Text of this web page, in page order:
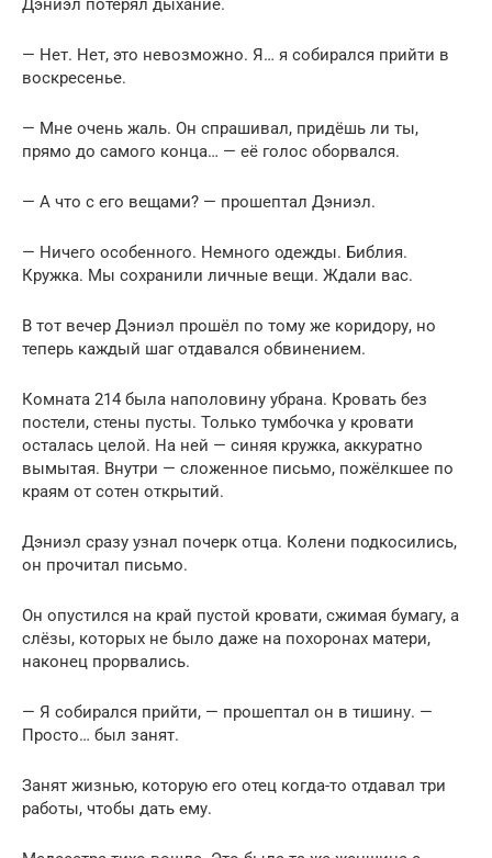
Дэниэл потерял дыхание.
— Нет. Нет, это невозможно. Я… я собирался прийти в
воскресенье.
— Мне очень жаль. Он спрашивал, придёшь ли ты,
прямо до самого конца… — её голос оборвался.
— А что с его вещами? — прошептал Дэниэл.
— Ничего особенного. Немного одежды. Библия.
Кружка. Мы сохранили личные вещи. Ждали вас.
В тот вечер Дэниэл прошёл по тому же коридору, но
теперь каждый шаг отдавался обвинением.
Комната 214 была наполовину убрана. Кровать без
постели, стены пусты. Только тумбочка у кровати
осталась целой. На ней — синяя кружка, аккуратно
вымытая. Внутри — сложенное письмо, пожёлкшее по
краям от сотен открытий.
Дэниэл сразу узнал почерк отца. Колени подкосились,
он прочитал письмо.
Он опустился на край пустой кровати, сжимая бумагу, а
слёзы, которых не было даже на похоронах матери,
наконец прорвались.
— Я собирался прийти, — прошептал он в тишину. —
Просто… был занят.
Занят жизнью, которую его отец когда-то отдавал три
работы, чтобы дать ему.